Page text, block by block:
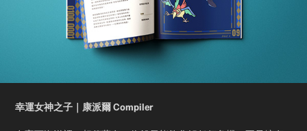
幸運女神之子｜康派爾 Compiler